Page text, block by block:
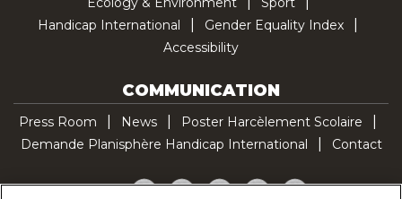
Handicap International
Gender Equality Index
Accessibility
COMMUNICATION
Press Room News
Poster Harcèlement Scolaire
Demande Planisphère Handicap International
Contact
Facebook
TwitterYouTubePinterestTikTok